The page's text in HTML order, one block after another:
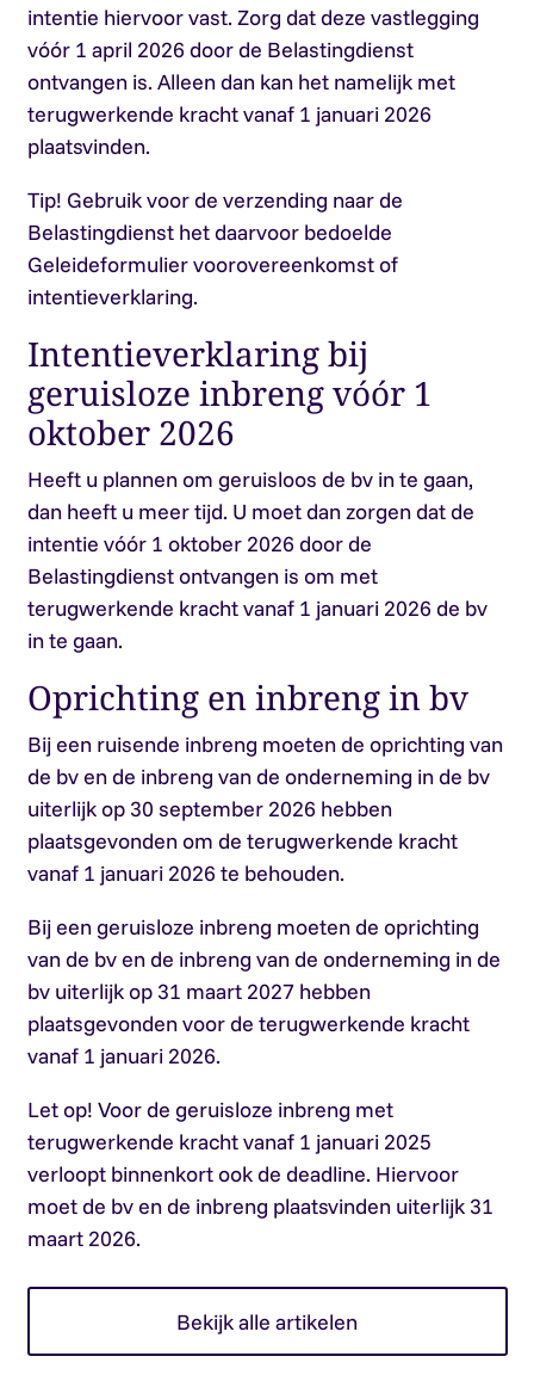
intentie hiervoor vast. Zorg dat deze vastlegging
vóór 1 april 2026 door de Belastingdienst
ontvangen is. Alleen dan kan het namelijk met
terugwerkende kracht vanaf 1 januari 2026
plaatsvinden.
Tip! Gebruik voor de verzending naar de
Belastingdienst het daarvoor bedoelde
Geleideformulier voorovereenkomst of
intentieverklaring.
Intentieverklaring bij
geruisloze inbreng vóór 1
oktober 2026
Heeft u plannen om geruisloos de bv in te gaan,
dan heeft u meer tijd. U moet dan zorgen dat de
intentie vóór 1 oktober 2026 door de
Belastingdienst ontvangen is om met
terugwerkende kracht vanaf 1 januari 2026 de bv
in te gaan.
Oprichting en inbreng in bv
Bij een ruisende inbreng moeten de oprichting van
de bv en de inbreng van de onderneming in de bv
uiterlijk op 30 september 2026 hebben
plaatsgevonden om de terugwerkende kracht
vanaf 1 januari 2026 te behouden.
Bij een geruisloze inbreng moeten de oprichting
van de bv en de inbreng van de onderneming in de
bv uiterlijk op 31 maart 2027 hebben
plaatsgevonden voor de terugwerkende kracht
vanaf 1 januari 2026.
Let op! Voor de geruisloze inbreng met
terugwerkende kracht vanaf 1 januari 2025
verloopt binnenkort ook de deadline. Hiervoor
moet de bv en de inbreng plaatsvinden uiterlijk 31
maart 2026.
Bekijk alle artikelen